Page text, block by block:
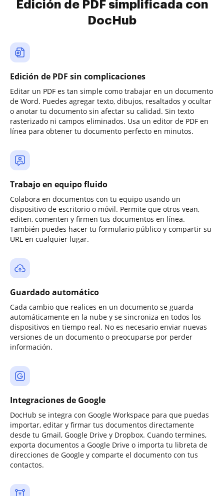
Edición de PDF simplificada con
DocHub
Edición de PDF sin complicaciones
Editar un PDF es tan simple como trabajar en un documento
de Word. Puedes agregar texto, dibujos, resaltados y ocultar
o anotar tu documento sin afectar su calidad. Sin texto
rasterizado ni campos eliminados. Usa un editor de PDF en
línea para obtener tu documento perfecto en minutos.
Trabajo en equipo fluido
Colabora en documentos con tu equipo usando un
dispositivo de escritorio o móvil. Permite que otros vean,
editen, comenten y firmen tus documentos en línea.
También puedes hacer tu formulario público y compartir su
URL en cualquier lugar.
Guardado automático
Cada cambio que realices en un documento se guarda
automáticamente en la nube y se sincroniza en todos los
dispositivos en tiempo real. No es necesario enviar nuevas
versiones de un documento o preocuparse por perder
información.
Integraciones de Google
DocHub se integra con Google Workspace para que puedas
importar, editar y firmar tus documentos directamente
desde tu Gmail, Google Drive y Dropbox. Cuando termines,
exporta documentos a Google Drive o importa tu libreta de
direcciones de Google y comparte el documento con tus
contactos.